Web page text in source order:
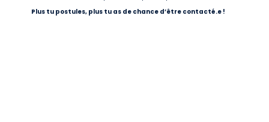
Plus tu postules, plus tu as de chance d’être contacté.e !